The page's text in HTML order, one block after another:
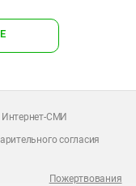
СМИ
согласия
Пожертвования